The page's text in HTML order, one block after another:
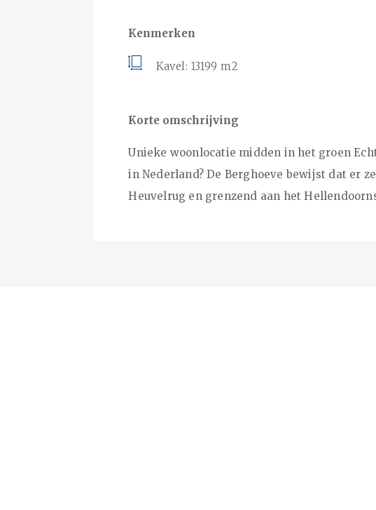
Kenmerken
Kavel: 13199 m2
Korte omschrijving
Unieke woonlocatie midden in het groen
in Nederland? De Berghoeve bewijst dat er
Heuvelrug en grenzend aan het